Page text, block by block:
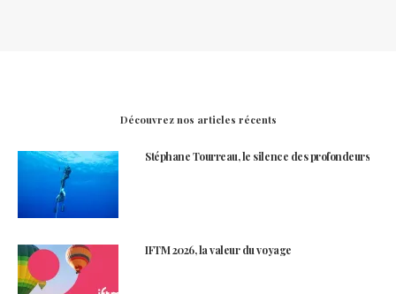
Découvrez nos articles récents
Stéphane Tourreau, le silence des profondeurs
IFTM 2026, la valeur du voyage